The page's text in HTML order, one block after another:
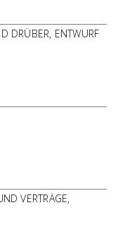
DRÜBER, ENTWURF
VERTRÄGE,